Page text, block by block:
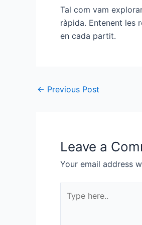
Tal com vam
ràpida. Entenent les
en cada partit.
← Previous Post
Leave a
Your email address
here..